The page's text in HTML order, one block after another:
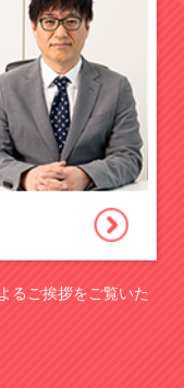
ご挨拶をご覧いた